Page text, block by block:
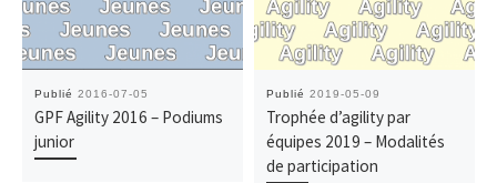
Publié 2016-07-05
GPF Agility 2016 – Podiums
junior
Publié 2019-05-09
Trophée d’agility par
équipes 2019 – Modalités
de participation